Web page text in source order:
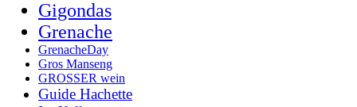
Gigondas
Grenache
GrenacheDay
Gros Manseng
GROSSER wein
Guide Hachette